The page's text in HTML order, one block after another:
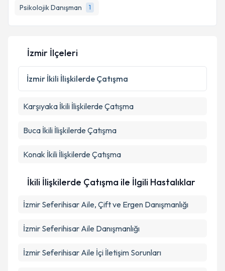
Psikolojik Danışman
1
bilgilendireceğiz.
E-posta Adresiniz
Kişisel verilerimin işlenmesine ilişkin
Metni'ni okudum ve kişisel verilerimin belirtilen
Takvim Talebini Gönder
İzmir İlçeleri
İzmir İkili İlişkilerde Çatışma
Karşıyaka İkili İlişkilerde Çatışma
Buca İkili İlişkilerde Çatışma
Konak İkili İlişkilerde Çatışma
İkili İlişkilerde Çatışma ile İlgili Hastalıklar
İzmir Seferihisar Aile, Çift ve Ergen Danışmanlığı
İzmir Seferihisar Aile Danışmanlığı
İzmir Seferihisar Aile İçi İletişim Sorunları